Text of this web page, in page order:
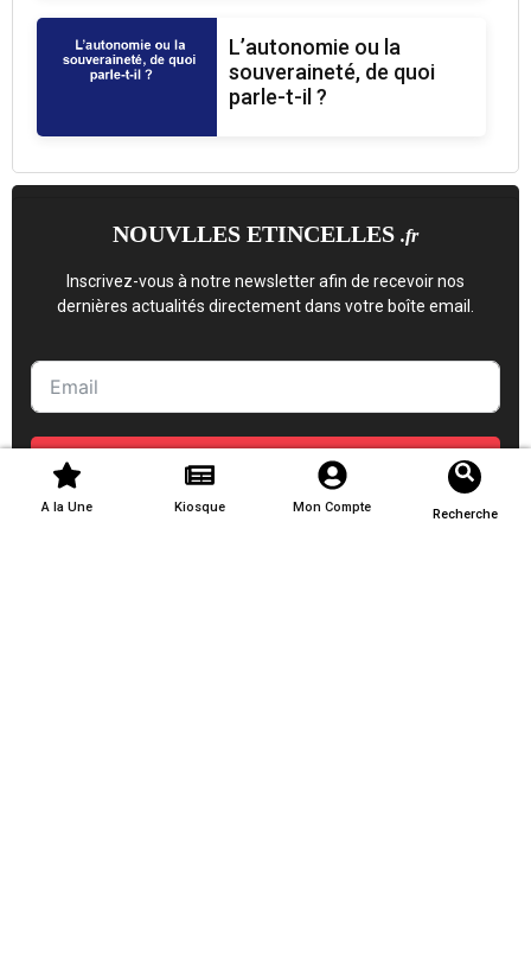
L’autonomie ou la
souveraineté, de quoi
parle-t-il ?
NOUVLLES ETINCELLES .fr
Inscrivez-vous à notre newsletter afin de recevoir nos
dernières actualités directement dans votre boîte email.
A la Une Kiosque Mon Compte Recherche